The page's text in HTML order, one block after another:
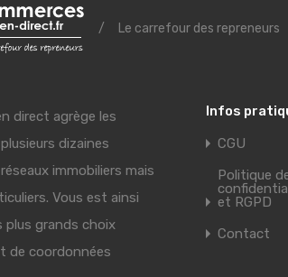
/ Le carrefour des repreneurs
direct agrège les
dizaines
immobiliers mais
Vous est ainsi
plus grands choix
de coordonnées
Infos
CGU
Politique
et RGPD
Contact